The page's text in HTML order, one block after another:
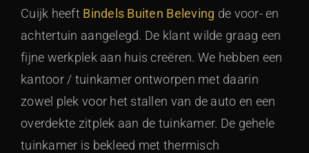
Cuijk heeft Bindels Buiten Beleving de voor- en
achtertuin aangelegd. De klant wilde graag een
fijne werkplek aan huis creëren. We hebben een
kantoor / tuinkamer ontworpen met daarin
zowel plek voor het stallen van de auto en een
overdekte zitplek aan de tuinkamer. De gehele
tuinkamer is bekleed met thermisch